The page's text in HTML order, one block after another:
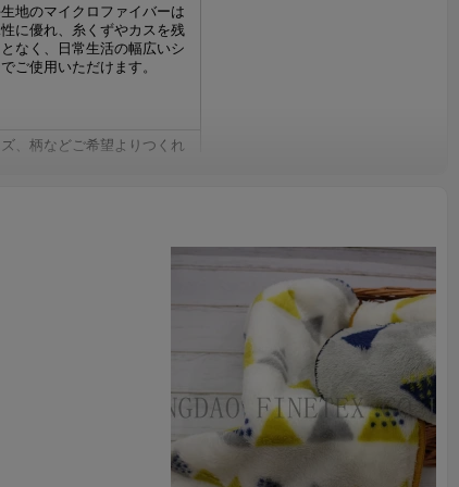
地のマイクロファイバーは
に優れ、糸くずやカスを残
なく、日常生活の幅広いシ
ご使用いただけます。
、柄などご希望よりつくれ